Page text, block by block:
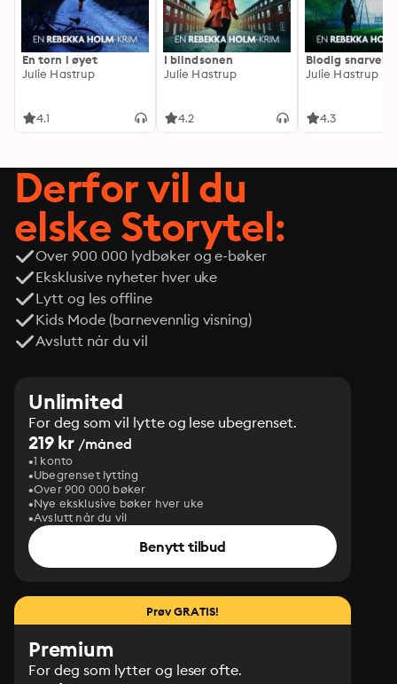
En torn i øyet
Julie Hastrup
4.1
I blindsonen
Julie Hastrup
4.2
Blodig snarvei
Julie Hastrup
4.3
Derfor vil du
elske Storytel:
Over 900 000 lydbøker og e-bøker
Eksklusive nyheter hver uke
Lytt og les offline
Kids Mode (barnevennlig visning)
Avslutt når du vil
Unlimited
For deg som vil lytte og lese ubegrenset.
219 kr /måned
1 konto
Ubegrenset lytting
Over 900 000 bøker
Nye eksklusive bøker hver uke
Avslutt når du vil
Benytt tilbud
Prøv GRATIS!
Premium
For deg som lytter og leser ofte.